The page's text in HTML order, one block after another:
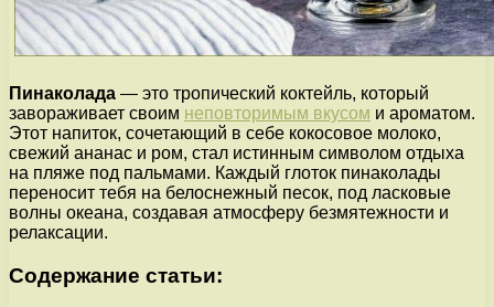
Пинаколада — это тропический коктейль, который
завораживает своим неповторимым вкусом и ароматом.
Этот напиток, сочетающий в себе кокосовое молоко,
свежий ананас и ром, стал истинным символом отдыха
на пляже под пальмами. Каждый глоток пинаколады
переносит тебя на белоснежный песок, под ласковые
волны океана, создавая атмосферу безмятежности и
релаксации.
Содержание статьи: